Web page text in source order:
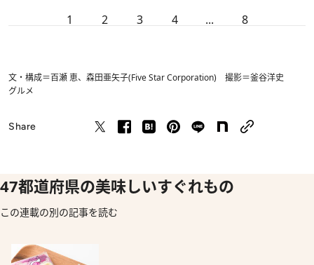
1 2 3 4 ... 8
文・構成＝百瀬 恵、森田亜矢子(Five Star Corporation) 撮影＝釜谷洋史
グルメ
Share
47都道府県の美味しいすぐれもの
この連載の別の記事を読む